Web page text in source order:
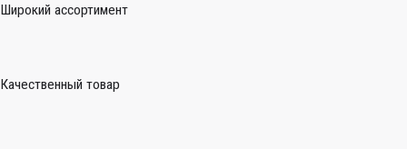
Широкий ассортимент
Качественный товар